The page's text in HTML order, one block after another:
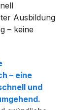
Ausbildung
– keine
– eine
und